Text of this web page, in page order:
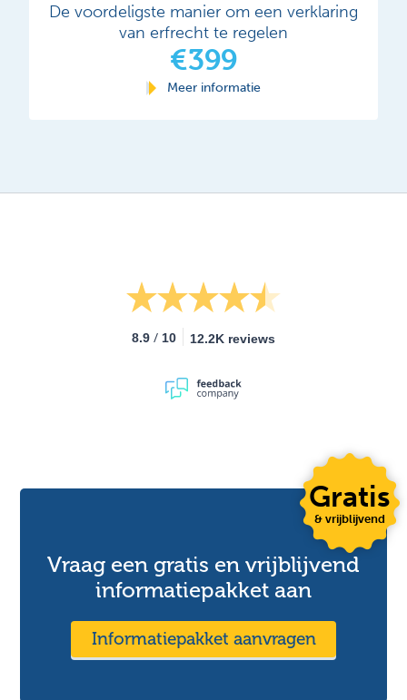
De voordeligste manier om een verklaring
van erfrecht te regelen
€399
Meer informatie
8.9 / 10 12.2K reviews
Vraag een gratis en vrijblijvend
informatiepakket aan
Informatiepakket aanvragen
Gratis
& vrijblijvend